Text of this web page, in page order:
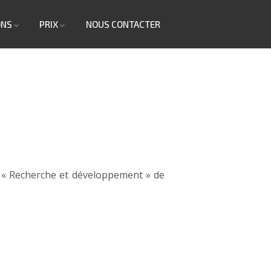
PRIX NOUS CONTACTER
Recherche et développement » de